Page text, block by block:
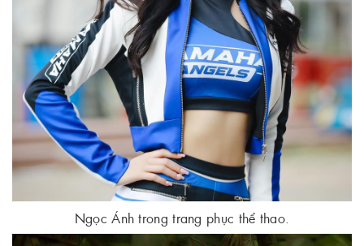
Ngọc Ánh trong trang phục thể thao.